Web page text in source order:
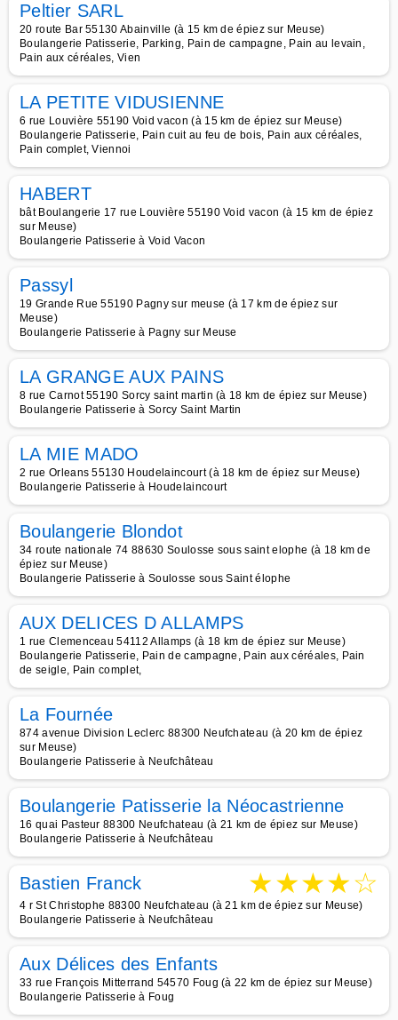
Peltier SARL
20 route Bar 55130 Abainville (à 15 km de épiez sur Meuse)
Boulangerie Patisserie, Parking, Pain de campagne, Pain au levain,
Pain aux céréales, Vien
LA PETITE VIDUSIENNE
6 rue Louvière 55190 Void vacon (à 15 km de épiez sur Meuse)
Boulangerie Patisserie, Pain cuit au feu de bois, Pain aux céréales,
Pain complet, Viennoi
HABERT
bât Boulangerie 17 rue Louvière 55190 Void vacon (à 15 km de épiez
sur Meuse)
Boulangerie Patisserie à Void Vacon
Passyl
19 Grande Rue 55190 Pagny sur meuse (à 17 km de épiez sur
Meuse)
Boulangerie Patisserie à Pagny sur Meuse
LA GRANGE AUX PAINS
8 rue Carnot 55190 Sorcy saint martin (à 18 km de épiez sur Meuse)
Boulangerie Patisserie à Sorcy Saint Martin
LA MIE MADO
2 rue Orleans 55130 Houdelaincourt (à 18 km de épiez sur Meuse)
Boulangerie Patisserie à Houdelaincourt
Boulangerie Blondot
34 route nationale 74 88630 Soulosse sous saint elophe (à 18 km de
épiez sur Meuse)
Boulangerie Patisserie à Soulosse sous Saint élophe
AUX DELICES D ALLAMPS
1 rue Clemenceau 54112 Allamps (à 18 km de épiez sur Meuse)
Boulangerie Patisserie, Pain de campagne, Pain aux céréales, Pain
de seigle, Pain complet,
La Fournée
874 avenue Division Leclerc 88300 Neufchateau (à 20 km de épiez
sur Meuse)
Boulangerie Patisserie à Neufchâteau
Boulangerie Patisserie la Néocastrienne
16 quai Pasteur 88300 Neufchateau (à 21 km de épiez sur Meuse)
Boulangerie Patisserie à Neufchâteau
Bastien Franck ★★★★☆
4 r St Christophe 88300 Neufchateau (à 21 km de épiez sur Meuse)
Boulangerie Patisserie à Neufchâteau
Aux Délices des Enfants
33 rue François Mitterrand 54570 Foug (à 22 km de épiez sur Meuse)
Boulangerie Patisserie à Foug